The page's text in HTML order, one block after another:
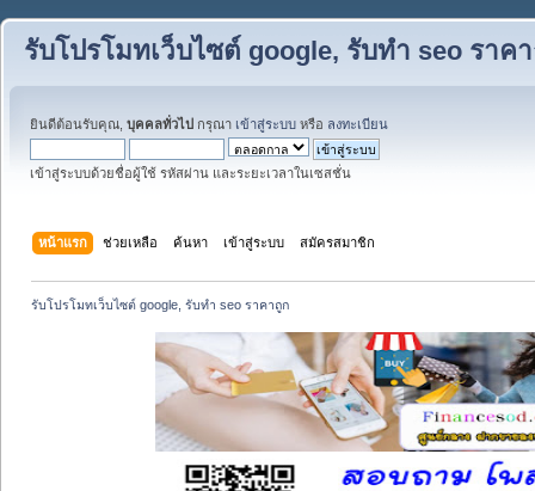
รับโปรโมทเว็บไซต์ google, รับทำ seo ราค
ยินดีต้อนรับคุณ, บุคคลทั่วไป กรุณา เข้าสู่ระบบ หรือ ลงทะเบียน
เข้าสู่ระบบด้วยชื่อผู้ใช้ รหัสผ่าน และระยะเวลาในเซสชั่น
หน้าแรก ช่วยเหลือ ค้นหา เข้าสู่ระบบ สมัครสมาชิก
รับโปรโมทเว็บไซต์ google, รับทำ seo ราคาถูก